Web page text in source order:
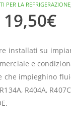
PER LA REFRIGERAZIONE,
19,50€
installati su
e
che impieghino
R404A,